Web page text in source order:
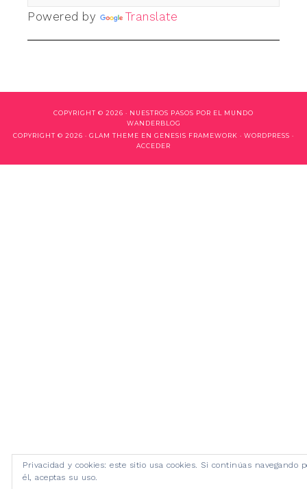
Powered by Translate
COPYRIGHT © 2026 · NUESTROS PASOS POR EL MUNDO
WANDERBLOG
COPYRIGHT © 2026 · GLAM THEME EN GENESIS FRAMEWORK · WORDPRESS ·
ACCEDER
Privacidad y cookies: este sitio usa cookies. Si continúas navegando
él, aceptas su uso.